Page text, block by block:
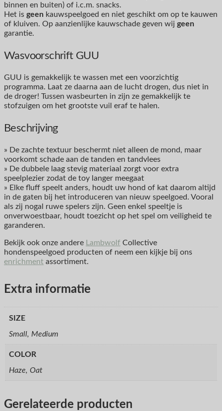
binnen en buiten) of i.c.m. snacks.
Het is geen kauwspeelgoed en niet geschikt om op te kauwen
of kluiven. Op aanzienlijke kauwschade geven wij geen
garantie.
Wasvoorschrift GUU
GUU is gemakkelijk te wassen met een voorzichtig
programma. Laat ze daarna aan de lucht drogen, dus niet in
de droger! Tussen wasbeurten in zijn ze gemakkelijk te
stofzuigen om het grootste vuil eraf te halen.
Beschrijving
» De zachte textuur beschermt niet alleen de mond, maar
voorkomt schade aan de tanden en tandvlees
» De dubbele laag stevig materiaal zorgt voor extra
speelplezier zodat de toy langer meegaat
» Elke fluff speelt anders, houdt uw hond of kat daarom altijd
in de gaten bij het introduceren van nieuw speelgoed. Vooral
als zij nogal ruwe spelers zijn. Geen enkel speeltje is
onverwoestbaar, houdt toezicht op het spel om veiligheid te
garanderen.
Bekijk ook onze andere Lambwolf Collective
hondenspeelgoed producten of neem een kijkje bij ons
enrichment assortiment.
Extra informatie
SIZE
Small, Medium
COLOR
Haze, Oat
Gerelateerde producten